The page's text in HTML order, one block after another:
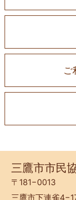
ご
三鷹市市民
〒181−0013
三鷹市下連雀